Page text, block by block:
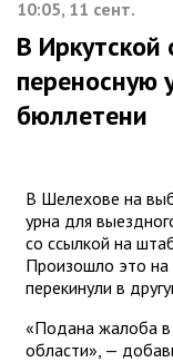
10:05, 11 сент.
В Иркутской
переносную
бюллетени
В Шелехове на
урна для
со ссылкой на
Произошло это
перекинули в
«Подана жалоба в
области», —